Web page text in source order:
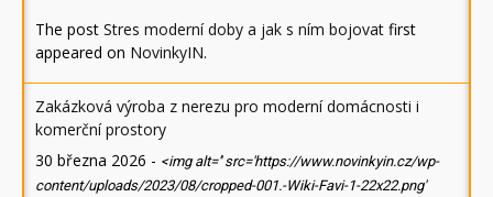
The post Stres moderní doby a jak s ním bojovat first
appeared on NovinkyIN.
Zakázková výroba z nerezu pro moderní domácnosti i
komerční prostory
30 března 2026 - <img alt='' src='https://www.novinkyin.cz/wp-
content/uploads/2023/08/cropped-001.-Wiki-Favi-1-22x22.png'